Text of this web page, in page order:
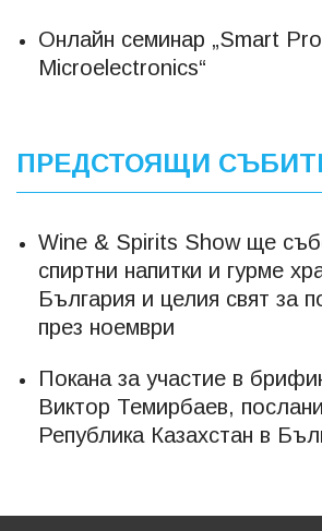
Онлайн семинар „Smart
Microelectronics“
ПРЕДСТОЯЩИ
Wine & Spirits Show ще
спиртни напитки и гурме
България и целия свят за
през ноември
Покана за участие в
Виктор Темирбаев,
Република Казахстан в